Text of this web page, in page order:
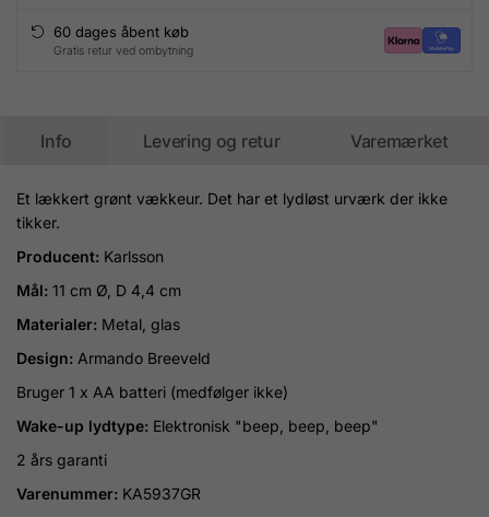
60 dages åbent køb
Gratis retur ved ombytning
Info Levering og retur Varemærket
Et lækkert grønt vækkeur. Det har et lydløst urværk der ikke
tikker.
Producent: Karlsson
Mål: 11 cm Ø, D 4,4 cm
Materialer: Metal, glas
Design: Armando Breeveld
Bruger 1 x AA batteri (medfølger ikke)
Wake-up lydtype: Elektronisk "beep, beep, beep"
2 års garanti
Varenummer: KA5937GR